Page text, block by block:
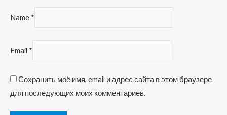
Name *
Email *
Сохранить моё имя, email и адрес сайта в этом браузере
для последующих моих комментариев.